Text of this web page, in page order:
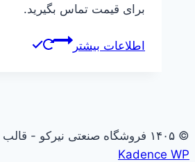
برای قیمت تماس بگیرید.
اطلاعات بیشتر
© ۱۴۰۵ فروشگاه صنعتی نیرکو - قالب وردپرس توسط
Kadence WP